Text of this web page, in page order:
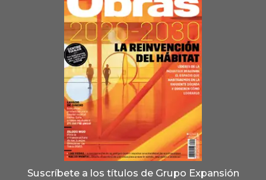
Suscríbete a los títulos de Grupo Expansión